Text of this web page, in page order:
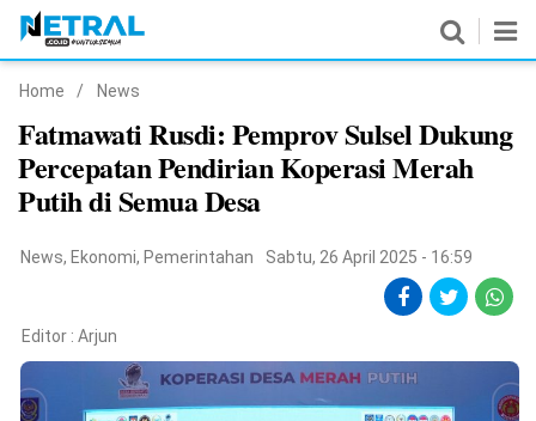
Nasional
Pemerintahan
Politik
Hukrim
Pendidikan
Home / News
Fatmawati Rusdi: Pemprov Sulsel Dukung
Percepatan Pendirian Koperasi Merah
Putih di Semua Desa
News, Ekonomi, Pemerintahan Sabtu, 26 April 2025 - 16:59
Editor : Arjun